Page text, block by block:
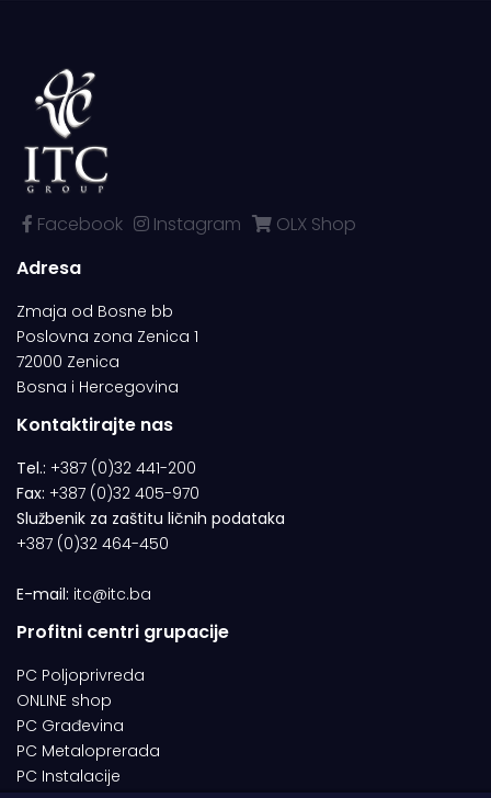
Facebook Instagram
OLX Shop
Adresa
Zmaja od Bosne bb
Poslovna zona Zenica 1
72000 Zenica
Bosna i Hercegovina
Kontaktirajte nas
Tel.: +387 (0)32 441-200
Fax: +387 (0)32 405-970
Službenik za zaštitu ličnih podataka
+387 (0)32 464-450
E-mail: itc@itc.ba
Profitni centri grupacije
PC Poljoprivreda
ONLINE shop
PC Građevina
PC Metaloprerada
PC Instalacije